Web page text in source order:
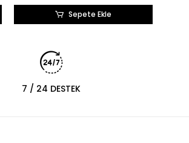
Sepete Ekle
7 / 24 DESTEK